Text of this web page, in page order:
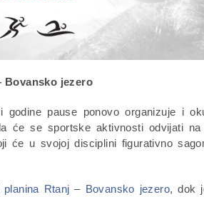
Bovansko jezero
pause ponovo organizuje i
će se sportske aktivnosti odvijati
će u svojoj disciplini figurativno
planina Rtanj – Bovansko jezero, dok